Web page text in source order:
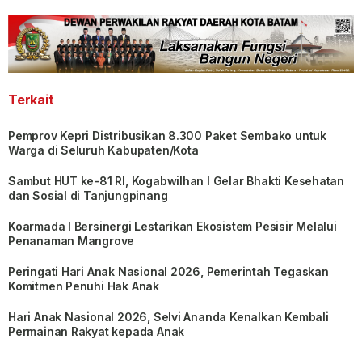
Terkait
Pemprov Kepri Distribusikan 8.300 Paket Sembako untuk
Warga di Seluruh Kabupaten/Kota
Sambut HUT ke-81 RI, Kogabwilhan I Gelar Bhakti Kesehatan
dan Sosial di Tanjungpinang
Koarmada I Bersinergi Lestarikan Ekosistem Pesisir Melalui
Penanaman Mangrove
Peringati Hari Anak Nasional 2026, Pemerintah Tegaskan
Komitmen Penuhi Hak Anak
Hari Anak Nasional 2026, Selvi Ananda Kenalkan Kembali
Permainan Rakyat kepada Anak